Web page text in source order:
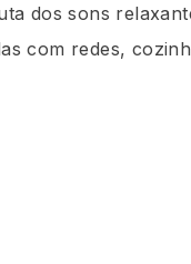
dos sons
com redes,